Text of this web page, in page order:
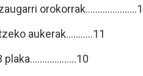
aukerak...........11